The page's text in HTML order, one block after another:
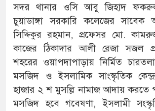
সদর থানার ওসি আবু জিহাদ
চুয়াডাঙ্গা সরকারি কলেজের সাবেক
সিদ্দিকুর রহমান, প্রফেসর মো.
কাজের ঠিকাদার আলী রেজা সজল
শহরের ওয়াপদাপাড়ায় নির্মিত
মসজিদ ও ইসলামিক সাংস্কৃতিক
হাজার ২ শ মুসল্লি নামাজ আদায় করতে
মসজিদ হবে গবেষণা, ইসলামী